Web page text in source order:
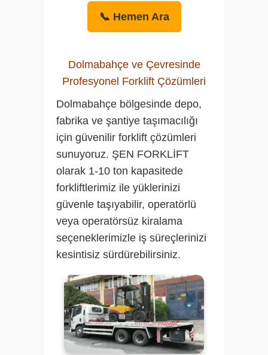
📞 Hemen Ara
Dolmabahçe ve Çevresinde
Profesyonel Forklift Çözümleri
Dolmabahçe bölgesinde depo,
fabrika ve şantiye taşımacılığı
için güvenilir forklift çözümleri
sunuyoruz. ŞEN FORKLİFT
olarak 1-10 ton kapasitede
forkliftlerimiz ile yüklerinizi
güvenle taşıyabilir, operatörlü
veya operatörsüz kiralama
seçeneklerimizle iş süreçlerinizi
kesintisiz sürdürebilirsiniz.